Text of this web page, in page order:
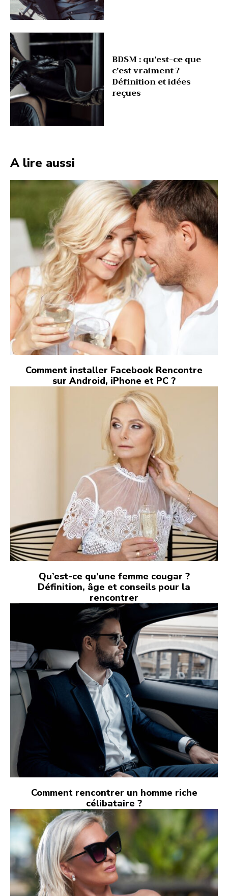
BDSM : qu’est-ce que
c’est vraiment ?
Définition et idées
reçues
A lire aussi
Comment installer Facebook Rencontre
sur Android, iPhone et PC ?
Qu’est-ce qu’une femme cougar ?
Définition, âge et conseils pour la
rencontrer
Comment rencontrer un homme riche
célibataire ?